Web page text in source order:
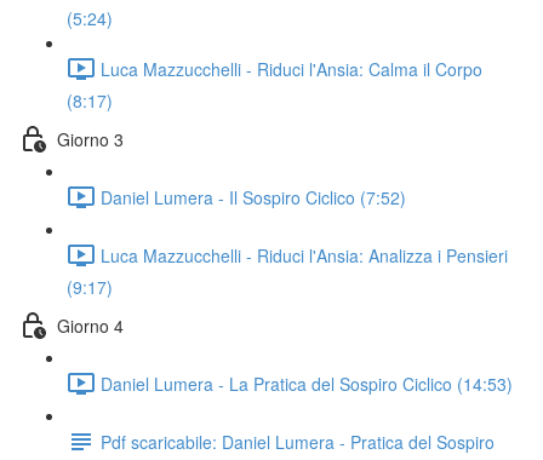
(5:24)
Luca Mazzucchelli - Riduci l'Ansia: Calma il Corpo
(8:17)
Giorno 3
Daniel Lumera - Il Sospiro Ciclico (7:52)
Luca Mazzucchelli - Riduci l'Ansia: Analizza i Pensieri
(9:17)
Giorno 4
Daniel Lumera - La Pratica del Sospiro Ciclico (14:53)
Pdf scaricabile: Daniel Lumera - Pratica del Sospiro